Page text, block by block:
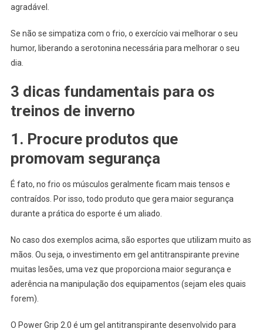
agradável.
Se não se simpatiza com o frio, o exercício vai melhorar o seu
humor, liberando a serotonina necessária para melhorar o seu
dia.
3 dicas fundamentais para os
treinos de inverno
1. Procure produtos que
promovam segurança
É fato, no frio os músculos geralmente ficam mais tensos e
contraídos. Por isso, todo produto que gera maior segurança
durante a prática do esporte é um aliado.
No caso dos exemplos acima, são esportes que utilizam muito as
mãos. Ou seja, o investimento em gel antitranspirante previne
muitas lesões, uma vez que proporciona maior segurança e
aderência na manipulação dos equipamentos (sejam eles quais
forem).
O Power Grip 2.0 é um gel antitranspirante desenvolvido para